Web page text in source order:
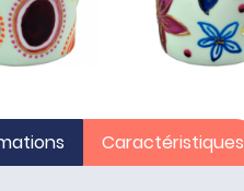
Caractéristiques